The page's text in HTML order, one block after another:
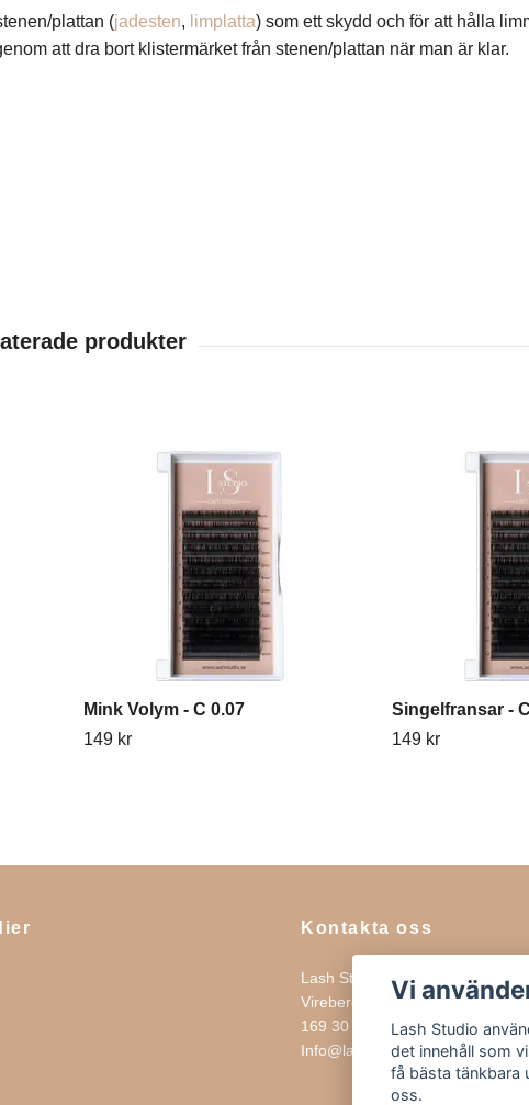
plattan (jadesten, limplatta) som ett skydd och för att hålla
att dra bort klistermärket från stenen/plattan när man är klar.
Mink Volym - C 0.07
149 kr
Singelfransar -
149 kr
Kontakta oss
Lash Studio
Virebergsvägen 15
169 30 SOLNA
Info@lashstudio.se
Vi
Lash Studio
det innehåll som
få bästa tänkbara
oss.